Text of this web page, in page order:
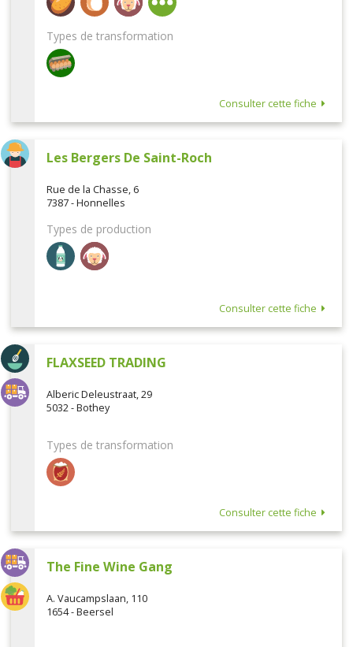
Types de transformation
Consulter cette fiche
Les Bergers De Saint-Roch
Rue de la Chasse, 6
7387 - Honnelles
Types de production
Consulter cette fiche
FLAXSEED TRADING
Alberic Deleustraat, 29
5032 - Bothey
Types de transformation
Consulter cette fiche
The Fine Wine Gang
A. Vaucampslaan, 110
1654 - Beersel